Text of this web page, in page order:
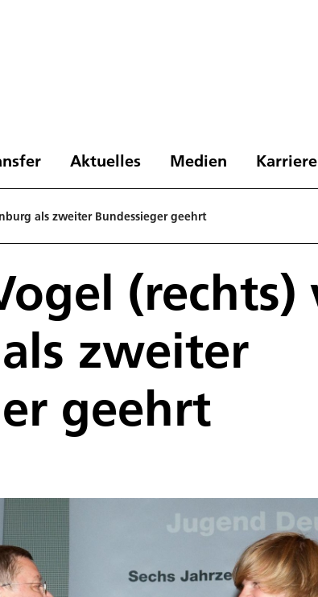
Aktuelles Medien
als zweiter Bundessieger geehrt
zweiter
geehrt